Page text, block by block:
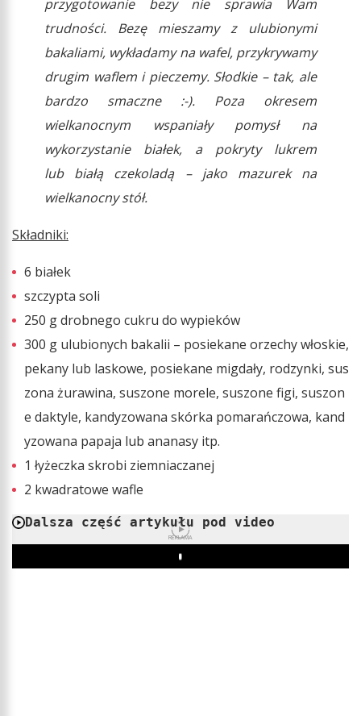
przygotowanie bezy nie sprawia Wam
trudności. Bezę mieszamy z ulubionymi
bakaliami, wykładamy na wafel, przykrywamy
drugim waflem i pieczemy. Słodkie – tak, ale
bardzo smaczne :-). Poza okresem
wielkanocnym wspaniały pomysł na
wykorzystanie białek, a pokryty lukrem
lub białą czekoladą – jako mazurek na
wielkanocny stół.
Składniki:
6 białek
szczypta soli
250 g drobnego cukru do wypieków
300 g ulubionych bakalii – posiekane orzechy włoskie,
pekany lub laskowe, posiekane migdały, rodzynki, sus
zona żurawina, suszone morele, suszone figi, suszon
e daktyle, kandyzowana skórka pomarańczowa, kand
yzowana papaja lub ananasy itp.
1 łyżeczka skrobi ziemniaczanej
2 kwadratowe wafle
Dalsza część artykułu pod video
REKLAMA
Play